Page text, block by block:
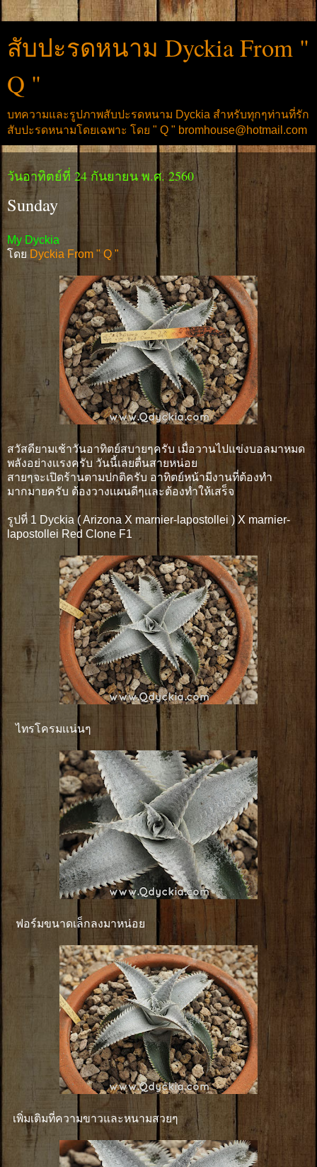
สับปะรดหนาม Dyckia From "
Q "
บทความและรูปภาพสับปะรดหนาม Dyckia สำหรับทุกๆท่านที่รัก
สับปะรดหนามโดยเฉพาะ โดย " Q " bromhouse@hotmail.com
วันอาทิตย์ที่ 24 กันยายน พ.ศ. 2560
Sunday
My Dyckia
โดย Dyckia From " Q "
สวัสดียามเช้าวันอาทิตย์สบายๆครับ เมื่อวานไปแข่งบอลมาหมด
พลังอย่างเเรงครับ วันนี้เลยตื่นสายหน่อย
สายๆจะเปิดร้านตามปกติครับ อาทิตย์หน้ามีงานที่ต้องทำ
มากมายครับ ต้องวางเเผนดีๆเเละต้องทำให้เสร็จ
รูปที่ 1 Dyckia ( Arizona X marnier-lapostollei ) X marnier-
lapostollei Red Clone F1
ไทรโครมเเน่นๆ
ฟอร์มขนาดเล็กลงมาหน่อย
เพิ่มเติมที่ความขาวและหนามสวยๆ